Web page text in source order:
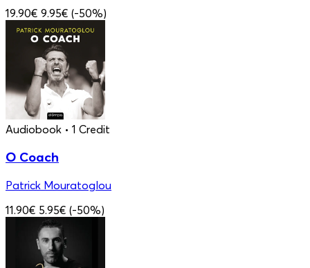
19.90€ 9.95€ (-50%)
Audiobook • 1 Credit
Ο Coach
Patrick Mouratoglou
11.90€ 5.95€ (-50%)